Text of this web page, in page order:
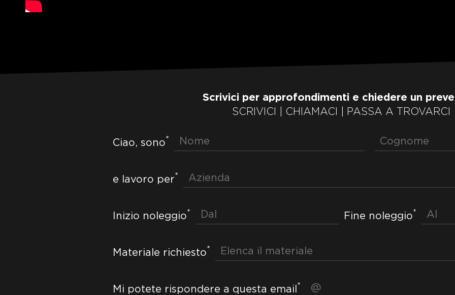
Scrivici per approfondimenti e chiedere un
SCRIVICI | CHIAMACI | PASSA A TROVARCI
Ciao, sono*
e lavoro per*
Inizio noleggio* Fine noleggio*
Materiale richiesto*
Mi potete rispondere a questa email *